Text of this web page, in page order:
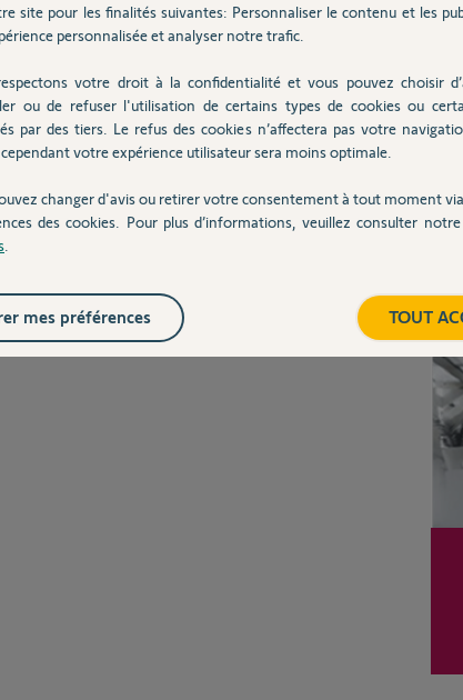
4 ans
Posez votre question
Perte de configuration Keypad 2 RTS - Bug
site pour les finalités suivantes: Personnaliser le contenu et les
personnalisée et analyser notre trafic.
votre droit à la confidentialité et vous pouvez choisir
ou de refuser l'utilisation de certains types de cookies ou
par des tiers. Le refus des cookies n’affectera pas votre
votre expérience utilisateur sera moins optimale.
changer d'avis ou retirer votre consentement à tout moment
des cookies. Pour plus d’informations, veuillez consulter notre
TOUT
mes préférences